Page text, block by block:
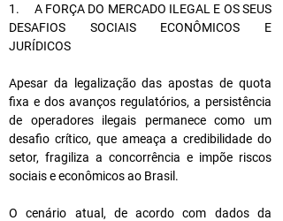
1.     A FORÇA DO MERCADO ILEGAL E OS SEUS
DESAFIOS SOCIAIS ECONÔMICOS E
JURÍDICOS
Apesar da legalização das apostas de quota
fixa e dos avanços regulatórios, a persistência
de operadores ilegais permanece como um
desafio crítico, que ameaça a credibilidade do
setor, fragiliza a concorrência e impõe riscos
sociais e econômicos ao Brasil.
O cenário atual, de acordo com dados da